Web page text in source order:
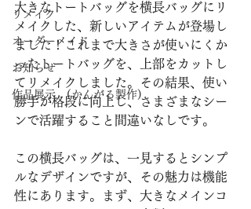
リメイク
オーダーメイド
お知らせ
作品展示 (かんがる製作)
大きなトートバッグを横長バッグにリ
メイクした、新しいアイテムが登場し
ました！これまで大きさが使いにくか
ったトートバッグを、上部をカットし
てリメイクしました。その結果、使い
勝手が格段に向上し、さまざまなシー
ンで活躍すること間違いなしです。
この横長バッグは、一見するとシンプ
ルなデザインですが、その魅力は機能
性にあります。まず、大きなメインコ